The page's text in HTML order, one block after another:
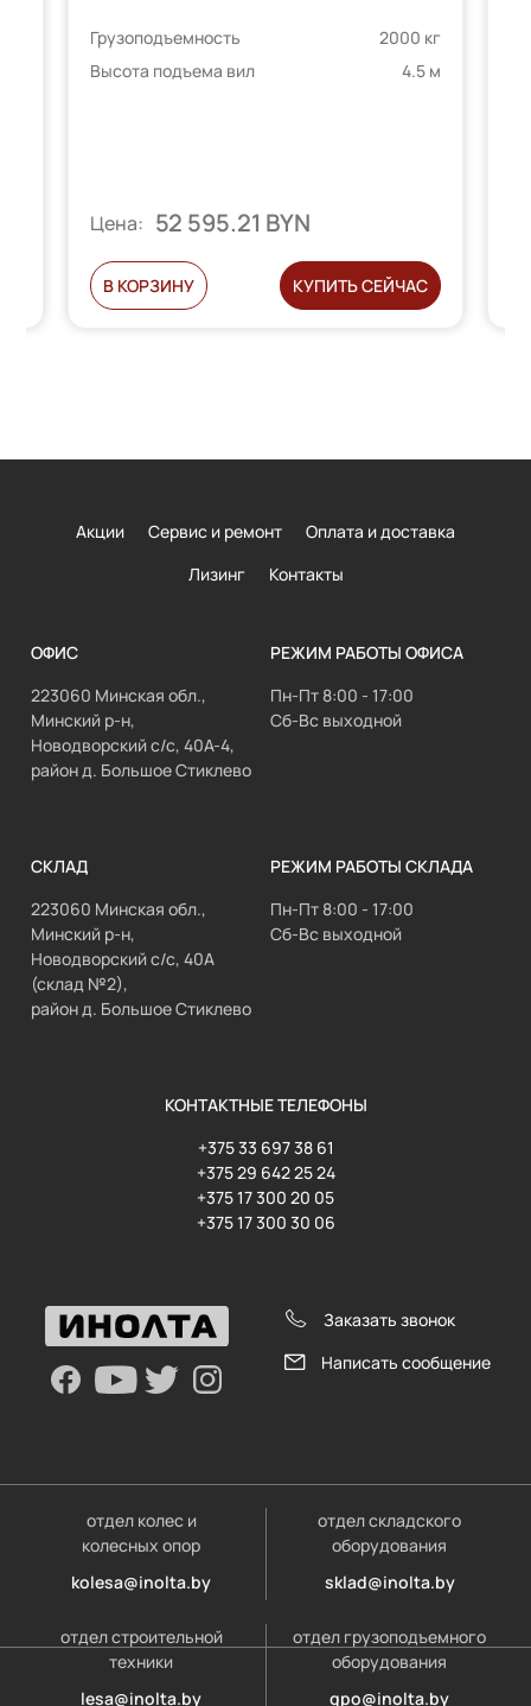
Грузоподъемность
2000 кг
Высота подъема вил
4.5 м
Цена: 52 595.21 BYN
В КОРЗИНУ КУПИТЬ СЕЙЧАС
Акции Сервис и ремонт
Оплата и доставка
Лизинг
Контакты
ОФИС
223060 Минская обл.,
Минский р-н,
Новодворский с/с, 40А-4,
район д. Большое Стиклево
РЕЖИМ РАБОТЫ ОФИСА
Пн-Пт 8:00 - 17:00
Сб-Вс выходной
СКЛАД
223060 Минская обл.,
Минский р-н,
Новодворский с/с, 40А
(склад №2),
район д. Большое Стиклево
РЕЖИМ РАБОТЫ СКЛАДА
Пн-Пт 8:00 - 17:00
Сб-Вс выходной
КОНТАКТНЫЕ ТЕЛЕФОНЫ
+375 33 697 38 61
+375 29 642 25 24
+375 17 300 20 05
+375 17 300 30 06
Заказать звонок
Написать сообщение
отдел колес и
колесных опор
kolesa@inolta.by
отдел складского
оборудования
sklad@inolta.by
отдел строительной
техники
lesa@inolta.by
отдел грузоподъемного
оборудования
gpo@inolta.by